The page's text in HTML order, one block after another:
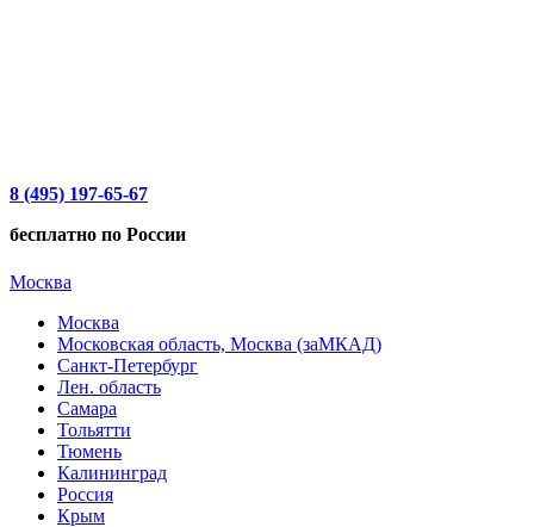
8 (495) 197-65-67
бесплатно по России
Москва
Москва
Московская область, Москва (заМКАД)
Санкт-Петербург
Лен. область
Самара
Тольятти
Тюмень
Калининград
Россия
Крым